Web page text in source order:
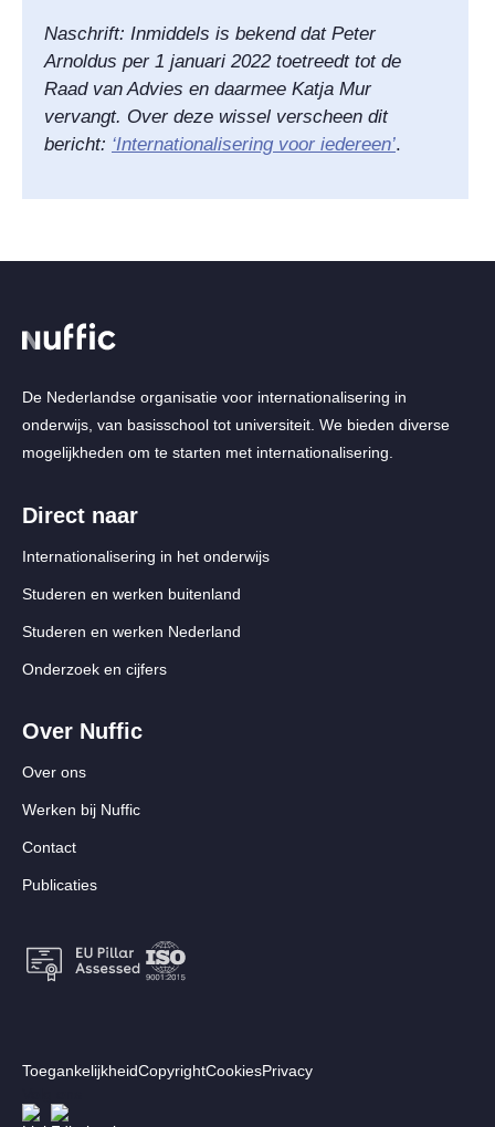
Naschrift: Inmiddels is bekend dat Peter
Arnoldus per 1 januari 2022 toetreedt tot de
Raad van Advies en daarmee Katja Mur
vervangt. Over deze wissel verscheen dit
bericht: ‘Internationalisering voor iedereen’.
De Nederlandse organisatie voor internationalisering in
onderwijs, van basisschool tot universiteit. We bieden diverse
mogelijkheden om te starten met internationalisering.
Direct naar
Internationalisering in het onderwijs
Studeren en werken buitenland
Studeren en werken Nederland
Onderzoek en cijfers
Over Nuffic
Over ons
Werken bij Nuffic
Contact
Publicaties
Footer:
ToegankelijkheidCopyrightCookiesPrivacy
Afbeelding
Afbeelding